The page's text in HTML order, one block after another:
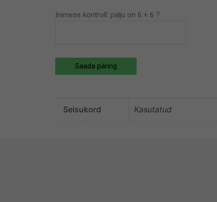
Inimese kontroll: palju on 6 + 6 ?
Saada päring
Seisukord Kasutatud